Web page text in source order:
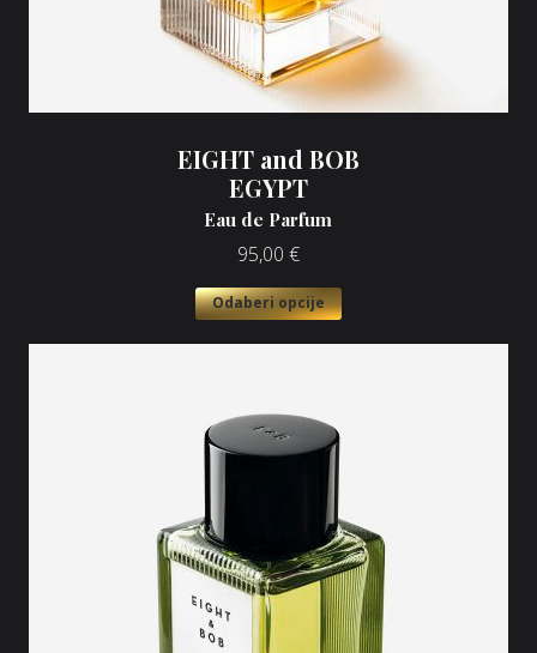
EIGHT and BOB
EGYPT
Eau de Parfum
95,00 €
Odaberi opcije